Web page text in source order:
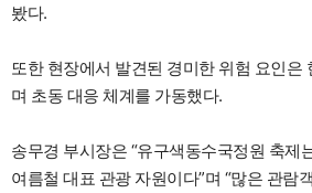
봤다.
또한 현장에서 발견된 경미한 위험 요인은
며 초동 대응 체계를 가동했다.
송무경 부시장은 “유구색동수국정원 축제
여름철 대표 관광 자원이다”며 “많은 관람